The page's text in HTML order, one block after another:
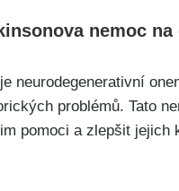
nemoc
neurodegenerativní
problémů. Tato
pomoci a zlepšit jejich